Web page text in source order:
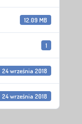
12.09 MB
1
24 września 2018
24 września 2018